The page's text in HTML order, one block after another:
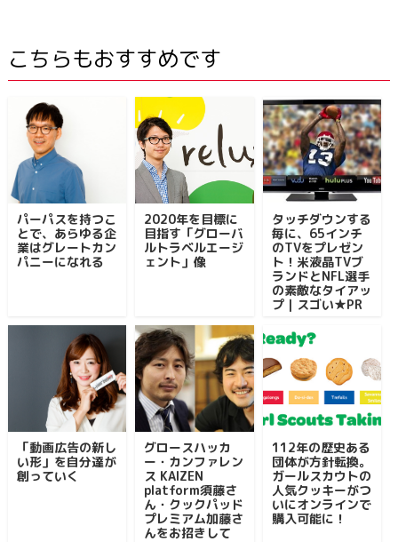
こちらもおすすめです
パーパスを持つこ
とで、あらゆる企
業はグレートカン
パニーになれる
2020年を目標に
目指す「グローバ
ルトラベルエージ
ェント」像
タッチダウンする
毎に、65インチ
のTVをプレゼン
ト！米液晶TVブ
ランドとNFL選手
の素敵なタイアッ
プ｜スゴい★PR
「動画広告の新し
い形」を自分達が
創っていく
グロースハッカ
ー・カンファレン
ス KAIZEN
platform須藤さ
ん・クックパッド
プレミアム加藤さ
んをお招きして
112年の歴史ある
団体が方針転換。
ガールスカウトの
人気クッキーがつ
いにオンラインで
購入可能に！